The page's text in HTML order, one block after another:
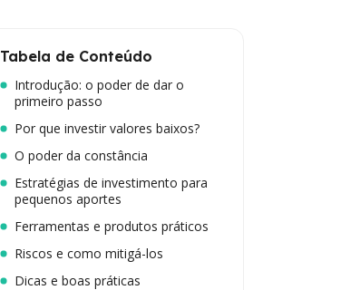
Tabela de Conteúdo
Introdução: o poder de dar o
primeiro passo
Por que investir valores baixos?
O poder da constância
Estratégias de investimento para
pequenos aportes
Ferramentas e produtos práticos
Riscos e como mitigá-los
Dicas e boas práticas